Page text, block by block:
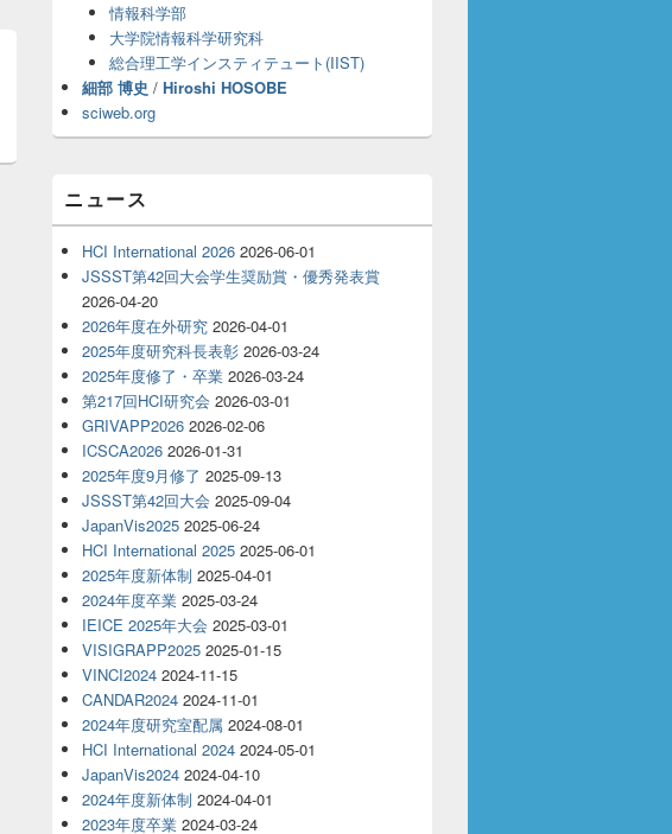
情報科学部
大学院情報科学研究科
総合理工学インスティテュート(IIST)
細部 博史 / Hiroshi HOSOBE
sciweb.org
ニュース
HCI International 2026 2026-06-01
JSSST第42回大会学生奨励賞・優秀発表賞
2026-04-20
2026年度在外研究 2026-04-01
2025年度研究科長表彰 2026-03-24
2025年度修了・卒業 2026-03-24
第217回HCI研究会 2026-03-01
GRIVAPP2026 2026-02-06
ICSCA2026 2026-01-31
2025年度9月修了 2025-09-13
JSSST第42回大会 2025-09-04
JapanVis2025 2025-06-24
HCI International 2025 2025-06-01
2025年度新体制 2025-04-01
2024年度卒業 2025-03-24
IEICE 2025年大会 2025-03-01
VISIGRAPP2025 2025-01-15
VINCI2024 2024-11-15
CANDAR2024 2024-11-01
2024年度研究室配属 2024-08-01
HCI International 2024 2024-05-01
JapanVis2024 2024-04-10
2024年度新体制 2024-04-01
2023年度卒業 2024-03-24